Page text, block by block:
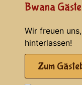
Bwana
Wir freuen
hinterlassen!
Zum